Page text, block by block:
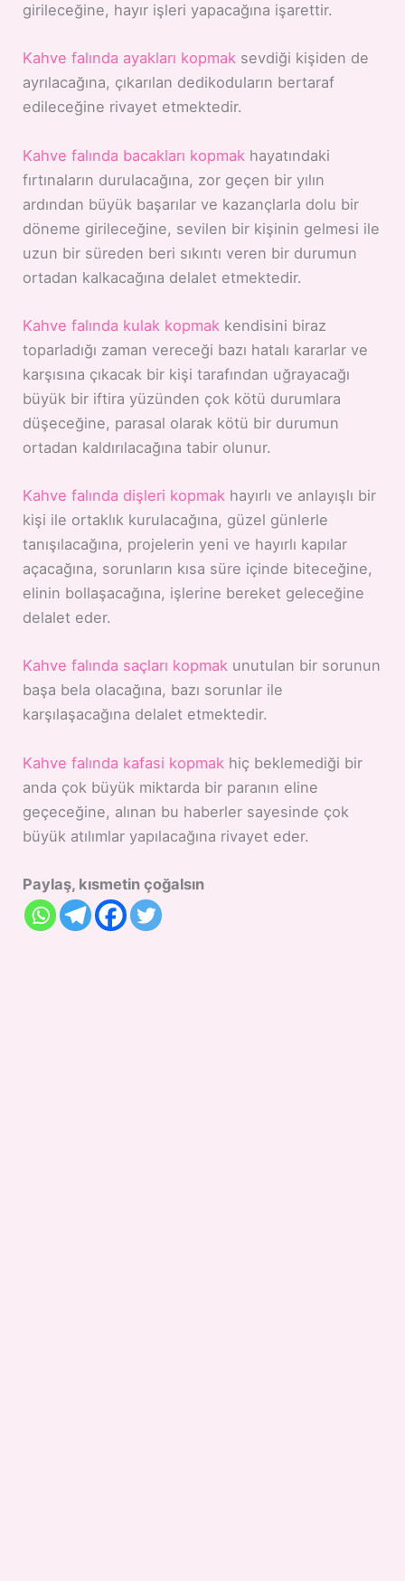
girileceğine, hayır işleri yapacağına işarettir.
Kahve falında ayakları kopmak sevdiği kişiden de
ayrılacağına, çıkarılan dedikoduların bertaraf
edileceğine rivayet etmektedir.
Kahve falında bacakları kopmak hayatındaki
fırtınaların durulacağına, zor geçen bir yılın
ardından büyük başarılar ve kazançlarla dolu bir
döneme girileceğine, sevilen bir kişinin gelmesi ile
uzun bir süreden beri sıkıntı veren bir durumun
ortadan kalkacağına delalet etmektedir.
Kahve falında kulak kopmak kendisini biraz
toparladığı zaman vereceği bazı hatalı kararlar ve
karşısına çıkacak bir kişi tarafından uğrayacağı
büyük bir iftira yüzünden çok kötü durumlara
düşeceğine, parasal olarak kötü bir durumun
ortadan kaldırılacağına tabir olunur.
Kahve falında dişleri kopmak hayırlı ve anlayışlı bir
kişi ile ortaklık kurulacağına, güzel günlerle
tanışılacağına, projelerin yeni ve hayırlı kapılar
açacağına, sorunların kısa süre içinde biteceğine,
elinin bollaşacağına, işlerine bereket geleceğine
delalet eder.
Kahve falında saçları kopmak unutulan bir sorunun
başa bela olacağına, bazı sorunlar ile
karşılaşacağına delalet etmektedir.
Kahve falında kafasi kopmak hiç beklemediği bir
anda çok büyük miktarda bir paranın eline
geçeceğine, alınan bu haberler sayesinde çok
büyük atılımlar yapılacağına rivayet eder.
Paylaş, kısmetin çoğalsın